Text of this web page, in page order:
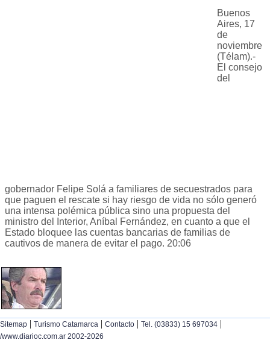
Buenos
Aires, 17
de
noviembre
(Télam).-
El consejo
del
gobernador Felipe Solá a familiares de secuestrados para
que paguen el rescate si hay riesgo de vida no sólo generó
una intensa polémica pública sino una propuesta del
ministro del Interior, Aníbal Fernández, en cuanto a que el
Estado bloquee las cuentas bancarias de familias de
cautivos de manera de evitar el pago. 20:06
Sitemap | Turismo Catamarca | Contacto | Tel. (03833) 15 697034 |
/www.diarioc.com.ar 2002-2026